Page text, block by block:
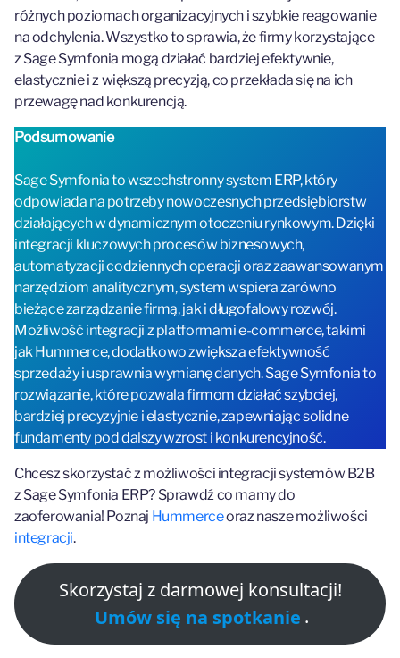
różnych poziomach organizacyjnych i szybkie reagowanie
na odchylenia. Wszystko to sprawia, że firmy korzystające
z Sage Symfonia mogą działać bardziej efektywnie,
elastycznie i z większą precyzją, co przekłada się na ich
przewagę nad konkurencją.
Podsumowanie
Sage Symfonia to wszechstronny system ERP, który
odpowiada na potrzeby nowoczesnych przedsiębiorstw
działających w dynamicznym otoczeniu rynkowym. Dzięki
integracji kluczowych procesów biznesowych,
automatyzacji codziennych operacji oraz zaawansowanym
narzędziom analitycznym, system wspiera zarówno
bieżące zarządzanie firmą, jak i długofalowy rozwój.
Możliwość integracji z platformami e-commerce, takimi
jak Hummerce, dodatkowo zwiększa efektywność
sprzedaży i usprawnia wymianę danych. Sage Symfonia to
rozwiązanie, które pozwala firmom działać szybciej,
bardziej precyzyjnie i elastycznie, zapewniając solidne
fundamenty pod dalszy wzrost i konkurencyjność.
Chcesz skorzystać z możliwości integracji systemów B2B
z Sage Symfonia ERP? Sprawdź co mamy do
zaoferowania! Poznaj Hummerceoraz nasze możliwości
integracji.
Skorzystaj z darmowej konsultacji!
Umów się na spotkanie .